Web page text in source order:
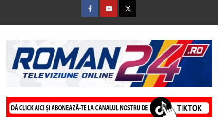
FacebookYoutubeTwitter